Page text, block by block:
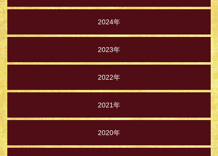
2024年
2023年
2022年
2021年
2020年